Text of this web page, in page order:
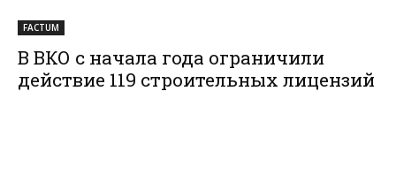
FACTUM
В ВКО с начала года ограничили
действие 119 строительных лицензий